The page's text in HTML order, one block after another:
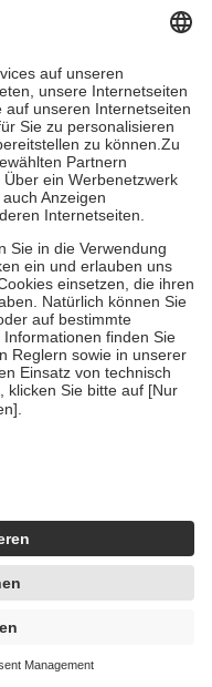
in Höhe von zehn
mehr als die tatsächlichen
für Online-Apotheken.
beträgt die
zehn Euro je
ihre eigene Gesundheit zu
zu unterstützen,
18. Lebensjahr
die von der
um echte Bewertungen
4419944605341
künstlicher